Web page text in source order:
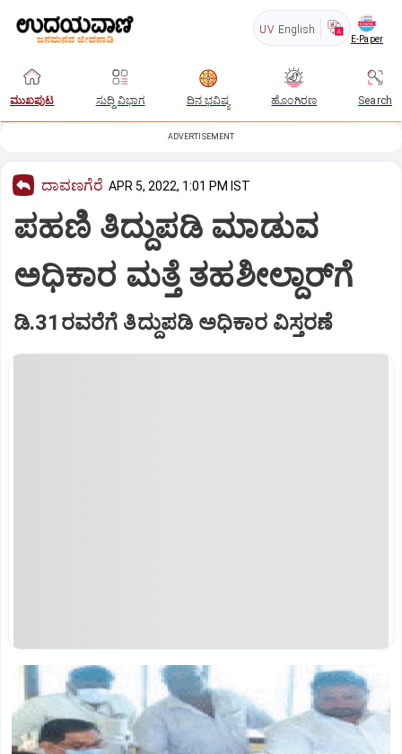
UV English
E-Paper
ಮುಖಪುಟ ಸುದ್ದಿ ವಿಭಾಗ ದಿನ ಭವಿಷ್ಯ ಹೊಂಗಿರಣ Search
ADVERTISEMENT
ದಾವಣಗೆರೆ APR 5, 2022, 1:01 PM IST
ಪಹಣಿ ತಿದ್ದುಪಡಿ ಮಾಡುವ
ಅಧಿಕಾರ ಮತ್ತೆ ತಹಶೀಲ್ದಾರ್‌ಗೆ
ಡಿ.31ರವರೆಗೆ ತಿದ್ದುಪಡಿ ಅಧಿಕಾರ ವಿಸ್ತರಣೆ